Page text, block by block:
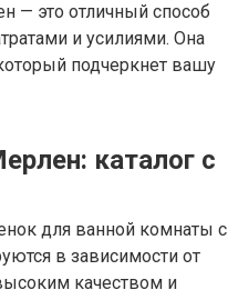
— это отличный способ
и усилиями. Она
подчеркнет вашу
каталог с
для ванной комнаты с
в зависимости от
качеством и